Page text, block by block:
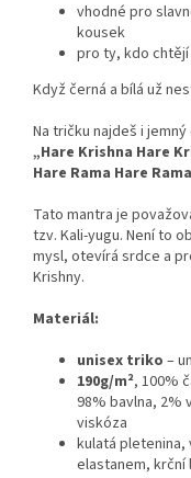
vhodné pro
kousek
pro ty, kdo
Když černá a bílá už
Na tričku najdeš i
„Hare Krishna Hare
Hare Rama Hare
Tato mantra je
tzv. Kali-yugu. Není to
mysl, otevírá srdce a
Krishny.
Materiál:
unisex triko –
190g/m², 100%
98% bavlna, 2%
viskóza
kulatá
elastanem, krční